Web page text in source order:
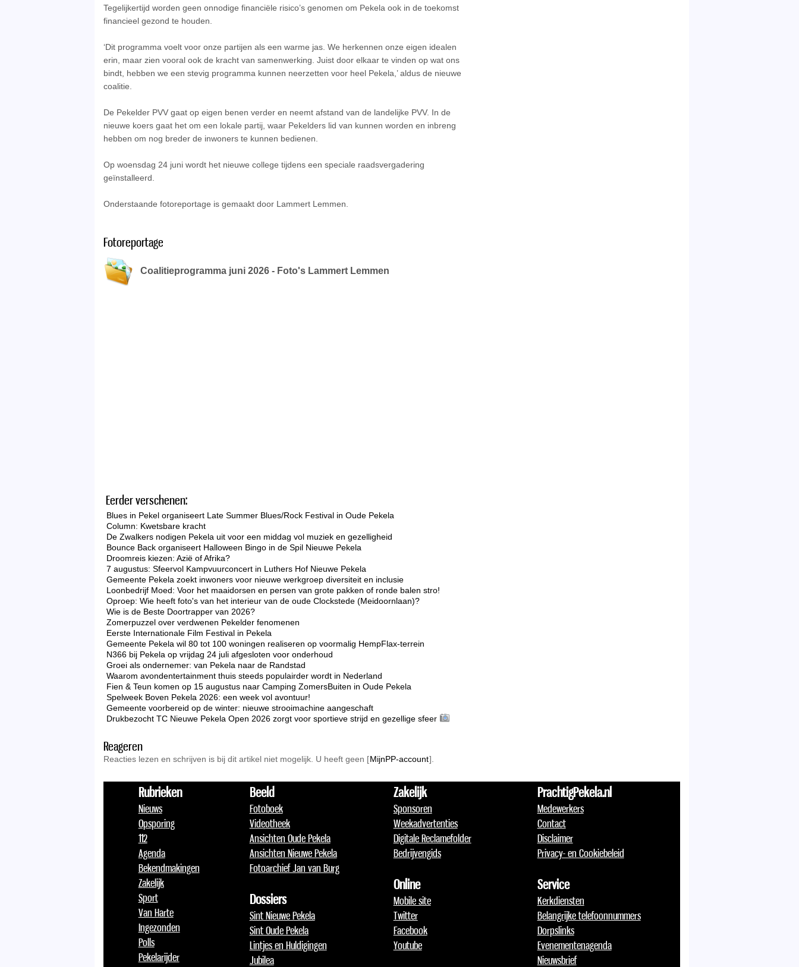
Tegelijkertijd worden geen onnodige financiële risico’s genomen om Pekela ook in de toekomst
financieel gezond te houden.
‘Dit programma voelt voor onze partijen als een warme jas. We herkennen onze eigen idealen
erin, maar zien vooral ook de kracht van samenwerking. Juist door elkaar te vinden op wat ons
bindt, hebben we een stevig programma kunnen neerzetten voor heel Pekela,’ aldus de nieuwe
coalitie.
De Pekelder PVV gaat op eigen benen verder en neemt afstand van de landelijke PVV. In de
nieuwe koers gaat het om een lokale partij, waar Pekelders lid van kunnen worden en inbreng
hebben om nog breder de inwoners te kunnen bedienen.
Op woensdag 24 juni wordt het nieuwe college tijdens een speciale raadsvergadering
geïnstalleerd.
Onderstaande fotoreportage is gemaakt door Lammert Lemmen.
Fotoreportage
Coalitieprogramma juni 2026 - Foto's Lammert Lemmen
Eerder verschenen:
Blues in Pekel organiseert Late Summer Blues/Rock Festival in Oude Pekela
Column: Kwetsbare kracht
De Zwalkers nodigen Pekela uit voor een middag vol muziek en gezelligheid
Bounce Back organiseert Halloween Bingo in de Spil Nieuwe Pekela
Droomreis kiezen: Azië of Afrika?
7 augustus: Sfeervol Kampvuurconcert in Luthers Hof Nieuwe Pekela
Gemeente Pekela zoekt inwoners voor nieuwe werkgroep diversiteit en inclusie
Loonbedrijf Moed: Voor het maaidorsen en persen van grote pakken of ronde balen stro!
Oproep: Wie heeft foto's van het interieur van de oude Clockstede (Meidoornlaan)?
Wie is de Beste Doortrapper van 2026?
Zomerpuzzel over verdwenen Pekelder fenomenen
Eerste Internationale Film Festival in Pekela
Gemeente Pekela wil 80 tot 100 woningen realiseren op voormalig HempFlax-terrein
N366 bij Pekela op vrijdag 24 juli afgesloten voor onderhoud
Groei als ondernemer: van Pekela naar de Randstad
Waarom avondentertainment thuis steeds populairder wordt in Nederland
Fien & Teun komen op 15 augustus naar Camping ZomersBuiten in Oude Pekela
Spelweek Boven Pekela 2026: een week vol avontuur!
Gemeente voorbereid op de winter: nieuwe strooimachine aangeschaft
Drukbezocht TC Nieuwe Pekela Open 2026 zorgt voor sportieve strijd en gezellige sfeer
Reageren
Reacties lezen en schrijven is bij dit artikel niet mogelijk. U heeft geen [MijnPP-account].
Rubrieken
Nieuws
Opsporing
112
Agenda
Bekendmakingen
Zakelijk
Sport
Van Harte
Ingezonden
Polls
Pekelarijder
Beeld
Fotoboek
Videotheek
Ansichten Oude Pekela
Ansichten Nieuwe Pekela
Fotoarchief Jan van Burg
Dossiers
Sint Nieuwe Pekela
Sint Oude Pekela
Lintjes en Huldigingen
Jubilea
Zakelijk
Sponsoren
Weekadvertenties
Digitale Reclamefolder
Bedrijvengids
Online
Mobile site
Twitter
Facebook
Youtube
PrachtigPekela.nl
Medewerkers
Contact
Disclaimer
Privacy- en Cookiebeleid
Service
Kerkdiensten
Belangrijke telefoonnummers
Dorpslinks
Evenementenagenda
Nieuwsbrief